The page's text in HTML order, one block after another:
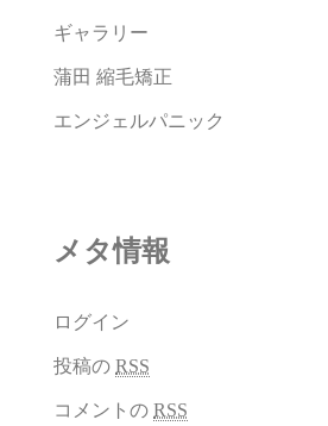
ギャラリー
蒲田 縮毛矯正
エンジェルパニック
メタ情報
ログイン
投稿の RSS
コメントの RSS